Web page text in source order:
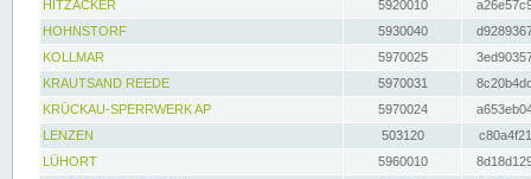
HITZACKER
5920010
HOHNSTORF
5930040
KOLLMAR
5970025
KRAUTSAND REEDE
5970031
KRÜCKAU-SPERRWERK AP
5970024
LENZEN
503120
LÜHORT
5960010